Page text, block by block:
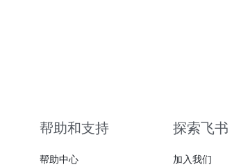
帮助和支持
帮助中心
探索飞书
加入我们